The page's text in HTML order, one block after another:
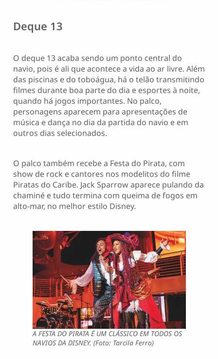
Deque 13
O deque 13 acaba sendo um ponto central do
navio, pois é ali que acontece a vida ao ar livre. Além
das piscinas e do toboágua, há o telão transmitindo
filmes durante boa parte do dia e esportes à noite,
quando há jogos importantes. No palco,
personagens aparecem para apresentações de
música e dança no dia da partida do navio e em
outros dias selecionados.
O palco também recebe a Festa do Pirata, com
show de rock e cantores nos modelitos do filme
Piratas do Caribe. Jack Sparrow aparece pulando da
chaminé e tudo termina com queima de fogos em
alto-mar, no melhor estilo Disney.
A FESTA DO PIRATA É UM CLÁSSICO EM TODOS OS
NAVIOS DA DISNEY. (Foto: Tarcila Ferro)